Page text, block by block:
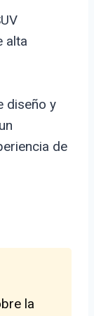
alta
diseño y
de
la